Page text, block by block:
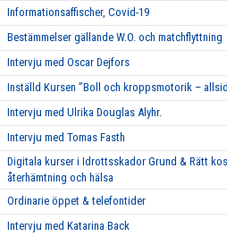
Informationsaffischer, Covid-19
Bestämmelser gällande W.O. och matchflyttning
Intervju med Oscar Dejfors
Inställd Kursen ”Boll och kroppsmotorik –
Intervju med Ulrika Douglas Alyhr.
Intervju med Tomas Fasth
Digitala kurser i Idrottsskador Grund & Rätt
återhämtning och hälsa
Ordinarie öppet & telefontider
Intervju med Katarina Back